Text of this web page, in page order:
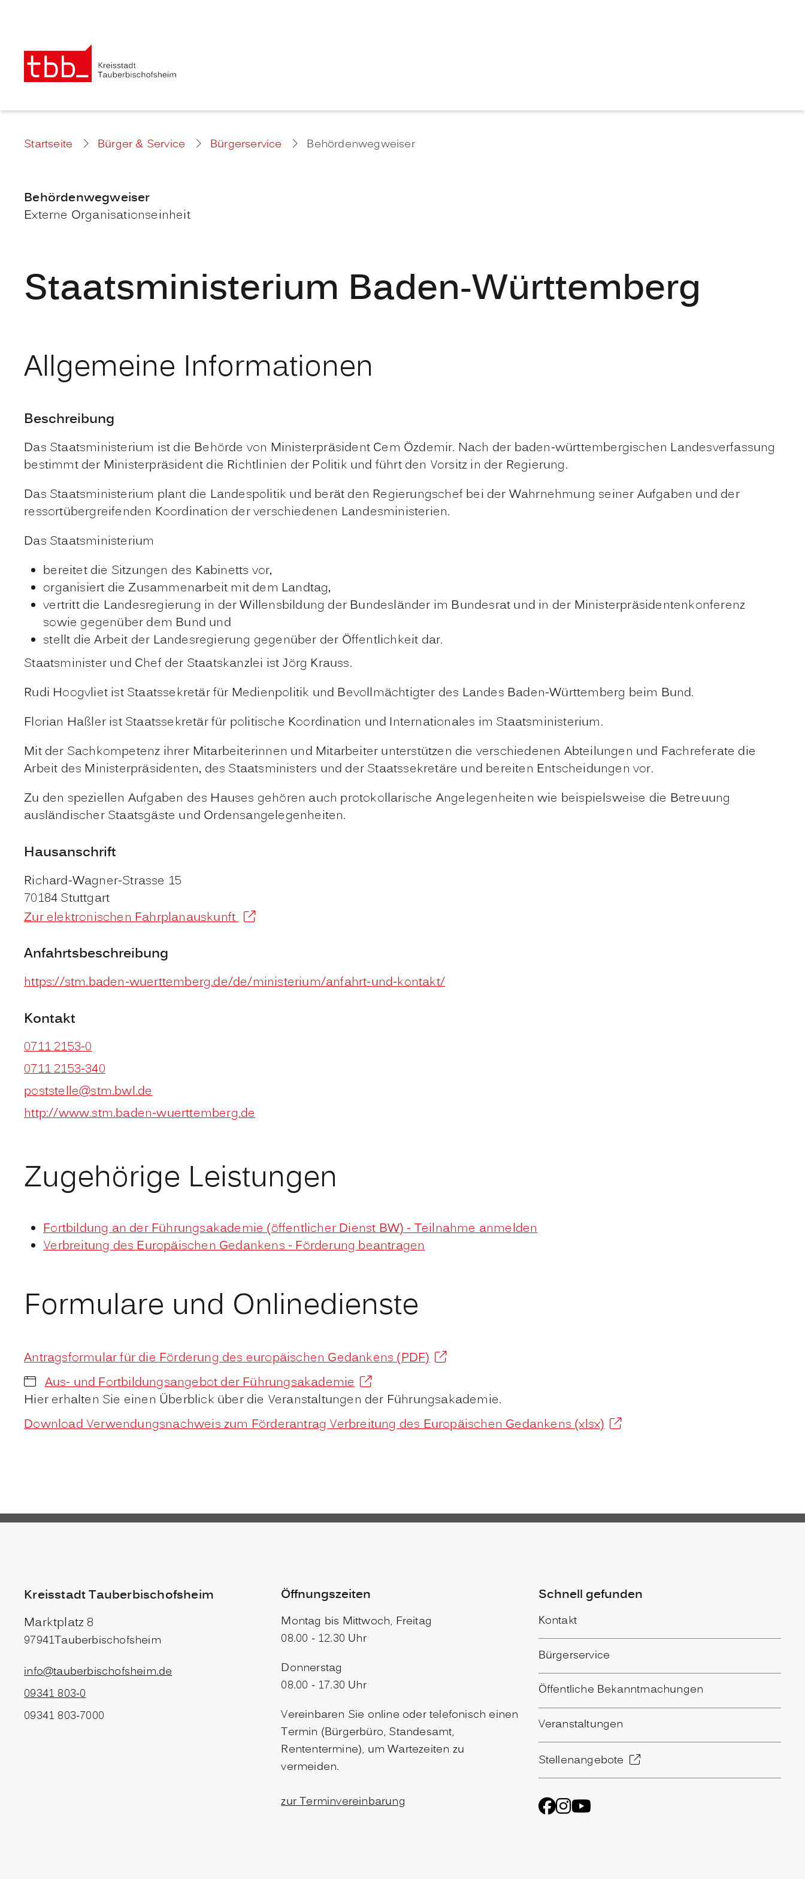
Startseite Bürger & Service Bürgerservice Behördenwegweiser
Behördenwegweiser
Externe Organisationseinheit
Staatsministerium Baden-Württemberg
Allgemeine Informationen
Beschreibung
Das Staatsministerium ist die Behörde von Ministerpräsident Cem Özdemir. Nach der baden-württembergischen Landesverfassung
bestimmt der Ministerpräsident die Richtlinien der Politik und führt den Vorsitz in der Regierung.
Das Staatsministerium plant die Landespolitik und berät den Regierungschef bei der Wahrnehmung seiner Aufgaben und der
ressortübergreifenden Koordination der verschiedenen Landesministerien.
Das Staatsministerium
bereitet die Sitzungen des Kabinetts vor,
organisiert die Zusammenarbeit mit dem Landtag,
vertritt die Landesregierung in der Willensbildung der Bundesländer im Bundesrat und in der Ministerpräsidentenkonferenz
sowie gegenüber dem Bund und
stellt die Arbeit der Landesregierung gegenüber der Öffentlichkeit dar.
Staatsminister und Chef der Staatskanzlei ist Jörg Krauss.
Rudi Hoogvliet ist Staatssekretär für Medienpolitik und Bevollmächtigter des Landes Baden-Württemberg beim Bund.
Florian Haßler ist Staatssekretär für politische Koordination und Internationales im Staatsministerium.
Mit der Sachkompetenz ihrer Mitarbeiterinnen und Mitarbeiter unterstützen die verschiedenen Abteilungen und Fachreferate die
Arbeit des Ministerpräsidenten, des Staatsministers und der Staatssekretäre und bereiten Entscheidungen vor.
Zu den speziellen Aufgaben des Hauses gehören auch protokollarische Angelegenheiten wie beispielsweise die Betreuung
ausländischer Staatsgäste und Ordensangelegenheiten.
Hausanschrift
Richard-Wagner-Strasse 15
70184 Stuttgart
Zur elektronischen Fahrplanauskunft
Anfahrtsbeschreibung
https://stm.baden-wuerttemberg.de/de/ministerium/anfahrt-und-kontakt/
Kontakt
0711 2153-0
0711 2153-340
poststelle@stm.bwl.de
http://www.stm.baden-wuerttemberg.de
Zugehörige Leistungen
Fortbildung an der Führungsakademie (öffentlicher Dienst BW) - Teilnahme anmelden
Verbreitung des Europäischen Gedankens - Förderung beantragen
Formulare und Onlinedienste
Antragsformular für die Förderung des europäischen Gedankens (PDF)
Aus- und Fortbildungsangebot der Führungsakademie
Hier erhalten Sie einen Überblick über die Veranstaltungen der Führungsakademie.
Download Verwendungsnachweis zum Förderantrag Verbreitung des Europäischen Gedankens (xlsx)
Kreisstadt Tauberbischofsheim
Marktplatz 8
97941Tauberbischofsheim
info@tauberbischofsheim.de
09341 803-0
09341 803-7000
Öffnungszeiten
Montag bis Mittwoch, Freitag
08.00 - 12.30 Uhr
Donnerstag
08.00 - 17.30 Uhr
Vereinbaren Sie online oder telefonisch einen
Termin (Bürgerbüro, Standesamt,
Rententermine), um Wartezeiten zu
vermeiden.
zur Terminvereinbarung
Schnell gefunden
Kontakt
Bürgerservice
Öffentliche Bekanntmachungen
Veranstaltungen
Stellenangebote